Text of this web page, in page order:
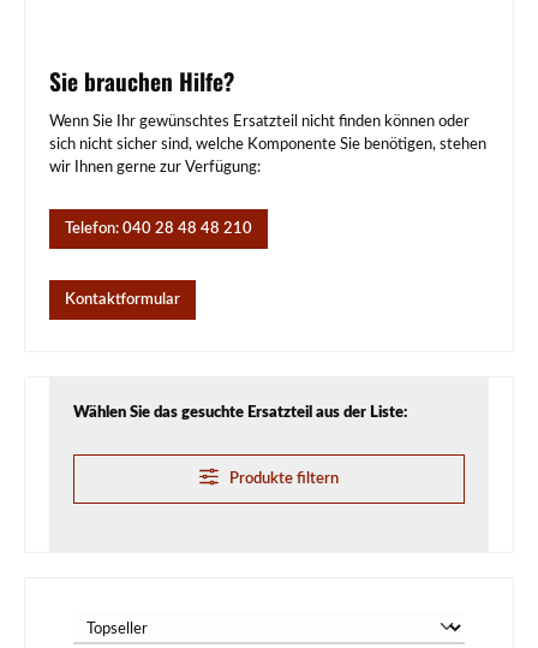
Sie brauchen Hilfe?
Wenn Sie Ihr gewünschtes Ersatzteil nicht finden können oder
sich nicht sicher sind, welche Komponente Sie benötigen, stehen
wir Ihnen gerne zur Verfügung:
Telefon: 040 28 48 48 210
Kontaktformular
Wählen Sie das gesuchte Ersatzteil aus der Liste:
Produkte filtern